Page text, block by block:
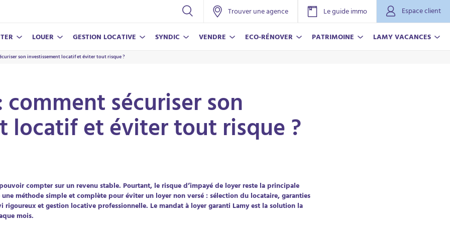
Trouver une agence Le guide immo
Espace client
NOS SERVICES
Parrainer un proche
LOUER
CONSEILS
GESTION LOCATIVE
NOS SERVICES
Estimer mon loyer
Nos conseils pour louer votre bien
Parrainer un proche
SYNDIC
CONSEILS
VENDRE
NOS SERVICES
Nos conseils pour bien vendre
ECO-RÉNOVER
En savoir plus
PATRIMOINE LAMY VACANCES
En savoir plus
son investissement locatif et éviter tout risque ?
sécuriser son
locatif et éviter tout risque ?
compter sur un revenu stable. Pourtant, le risque d’impayé de loyer reste la principale
méthode simple et complète pour éviter un loyer non versé : sélection du locataire, garanties
et gestion locative professionnelle. Le mandat à loyer garanti Lamy est la solution la
mois.